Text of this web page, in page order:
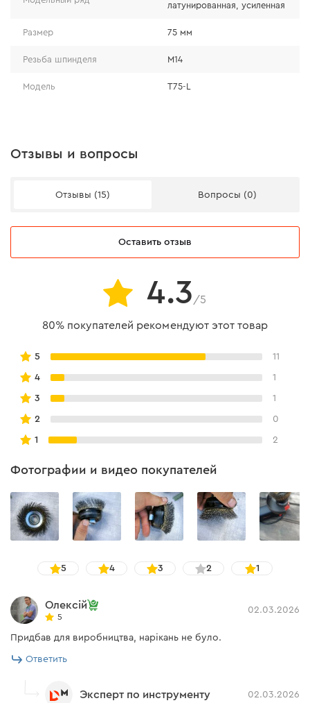
контрольная балансировка;
увеличивает срок службы;
усиленная гайка и шайба позволяют
пневмоинструментом;
Рекомендации по использованию
Максимальное количество оборотов для
использования с угловыми шлифовальными
Щетка подходит для УШМ с диаметром диска 125 мм с
регулировкой оборотов.
латунированная, усиленная
Размер 75 мм
Резьба шпинделя М14
Модель Т75-L
Отзывы и вопросы
Отзывы (15) Вопросы (0)
Оставить отзыв
4.3 /5
80% покупателей рекомендуют этот товар
5 11
4 1
3 1
2 0
1 2
Фотографии и видео покупателей
5 4 3 2 1
Олексій
5
02.03.2026
Придбав для виробництва, нарікань не було.
Ответить
Эксперт по инструменту 02.03.2026